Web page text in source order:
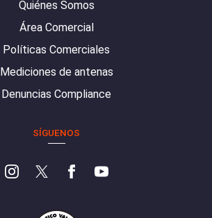
Quiénes Somos
Área Comercial
Políticas Comerciales
Mediciones de antenas
Denuncias Compliance
SÍGUENOS